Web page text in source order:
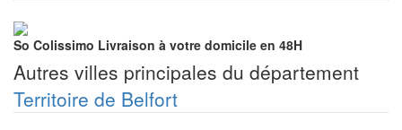
So Colissimo Livraison à votre domicile en 48H
Autres villes principales du département
Territoire de Belfort